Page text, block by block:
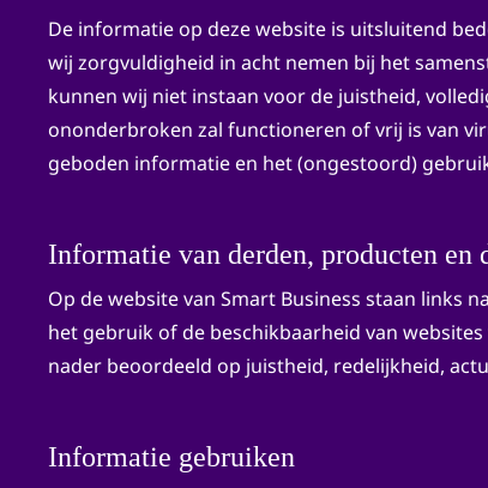
De informatie op deze website is uitsluitend
wij zorgvuldigheid in acht nemen bij het
kunnen wij niet instaan voor de juistheid,
ononderbroken zal functioneren of vrij is van
geboden informatie en het (ongestoord)
Informatie van derden, producten en
Op de website van Smart Business staan links
het gebruik of de beschikbaarheid van
nader beoordeeld op juistheid, redelijkheid,
Informatie gebruiken